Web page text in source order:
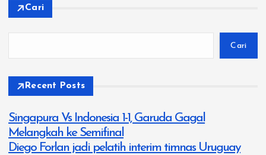
Cari
Cari
Recent Posts
Singapura Vs Indonesia 1-1, Garuda Gagal
Melangkah ke Semifinal
Diego Forlan jadi pelatih interim timnas Uruguay